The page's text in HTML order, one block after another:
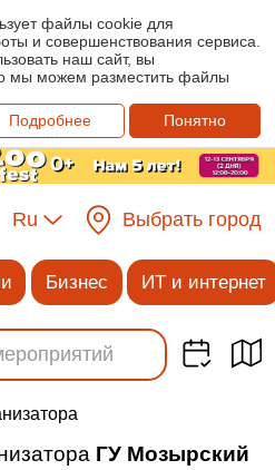
файлы cookie для
и совершенствования сервиса.
наш сайт, вы
мы можем разместить файлы
Подробнее
Понятно
Ru Выбрать город
Бизнес ИТ и интернет
ГУ Мозырский